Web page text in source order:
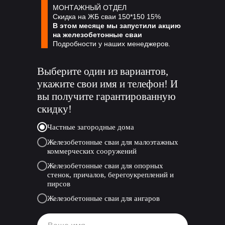
МОНТАЖНЫЙ ОТДЕЛ
Скидка на ЖБ сваи 150*150 15%
В этом месяце мы запустили акцию
на железобетонные сваи
Подробности у наших менеджеров.
Выберите один из вариантов,
укажите свои имя и телефон! И
вы получите гарантированную
скидку!
Частные загородные дома
Железобетонные сваи для малоэтажных
коммерческих сооружений
Железобетонные сваи для опорных
стенок, причалов, берегоукреплений и
пирсов
Железобетонные сваи для ангаров